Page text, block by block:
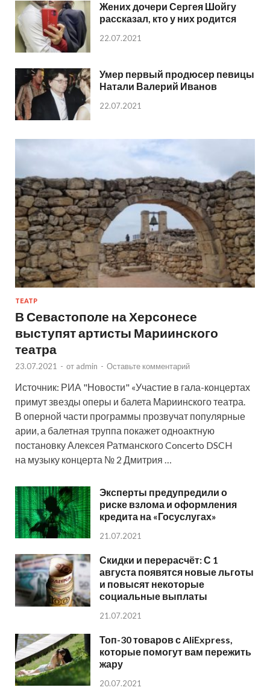
Жених дочери Сергея Шойгу
рассказал, кто у них родится
22.07.2021
Умер первый продюсер певицы
Натали Валерий Иванов
22.07.2021
ТЕАТР
В Севастополе на Херсонесе
выступят артисты Мариинского
театра
23.07.2021 - от admin - Оставьте комментарий
Источник: РИА "Новости" «Участие в гала-концертах
примут звезды оперы и балета Мариинского театра.
В оперной части программы прозвучат популярные
арии, а балетная труппа покажет одноактную
постановку Алексея Ратманского Concerto DSCH
на музыку концерта № 2 Дмитрия …
Эксперты предупредили о
риске взлома и оформления
кредита на «Госуслугах»
21.07.2021
Скидки и перерасчёт: С 1
августа появятся новые льготы
и повысят некоторые
социальные выплаты
21.07.2021
Топ-30 товаров с AliExpress,
которые помогут вам пережить
жару
20.07.2021